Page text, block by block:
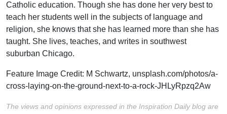
Catholic education. Though she has done her very best to
teach her students well in the subjects of language and
religion, she knows that she has learned more than she has
taught. She lives, teaches, and writes in southwest
suburban Chicago.
Feature Image Credit: M Schwartz, unsplash.com/photos/a-
cross-laying-on-the-ground-next-to-a-rock-JHLyRpzq2Aw
The views and opinions expressed in the Inspiration Daily blog are